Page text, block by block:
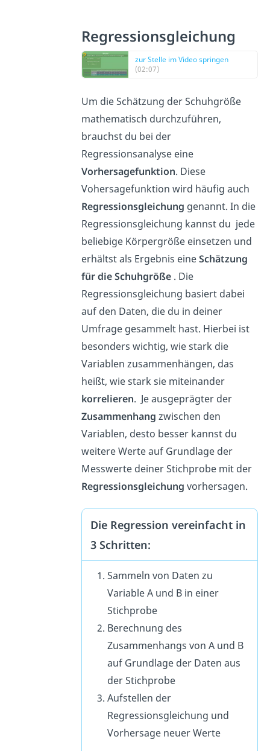
Regressionsgleichung
zur Stelle im Video springen
(02:07)
Um die Schätzung der Schuhgröße
mathematisch durchzuführen,
brauchst du bei der
Regressionsanalyse eine
Vorhersagefunktion. Diese
Vohersagefunktion wird häufig auch
Regressionsgleichung genannt. In die
Regressionsgleichung kannst du jede
beliebige Körpergröße einsetzen und
erhältst als Ergebnis eineSchätzung
für die Schuhgröße . Die
Regressionsgleichung basiert dabei
auf den Daten, die du in deiner
Umfrage gesammelt hast. Hierbei ist
besonders wichtig, wie stark die
Variablen zusammenhängen, das
heißt, wie stark sie miteinander
korrelieren. Je ausgeprägter der
Zusammenhang zwischen den
Variablen, desto besser kannst du
weitere Werte auf Grundlage der
Messwerte deiner Stichprobe mit der
Regressionsgleichung vorhersagen.
Die Regression vereinfacht in
3 Schritten:
Sammeln von Daten zu
Variable A und B in einer
Stichprobe
Berechnung des
Zusammenhangs von A und B
auf Grundlage der Daten aus
der Stichprobe
Aufstellen der
Regressionsgleichung und
Vorhersage neuer Werte